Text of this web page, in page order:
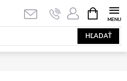
HĽADAŤ
KOŠÍK